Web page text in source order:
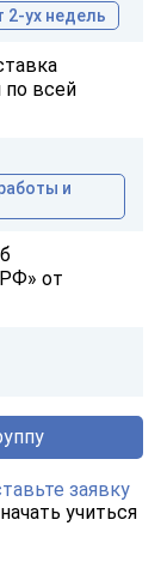
2-ух недель
по всей
и
от
заявку
учиться